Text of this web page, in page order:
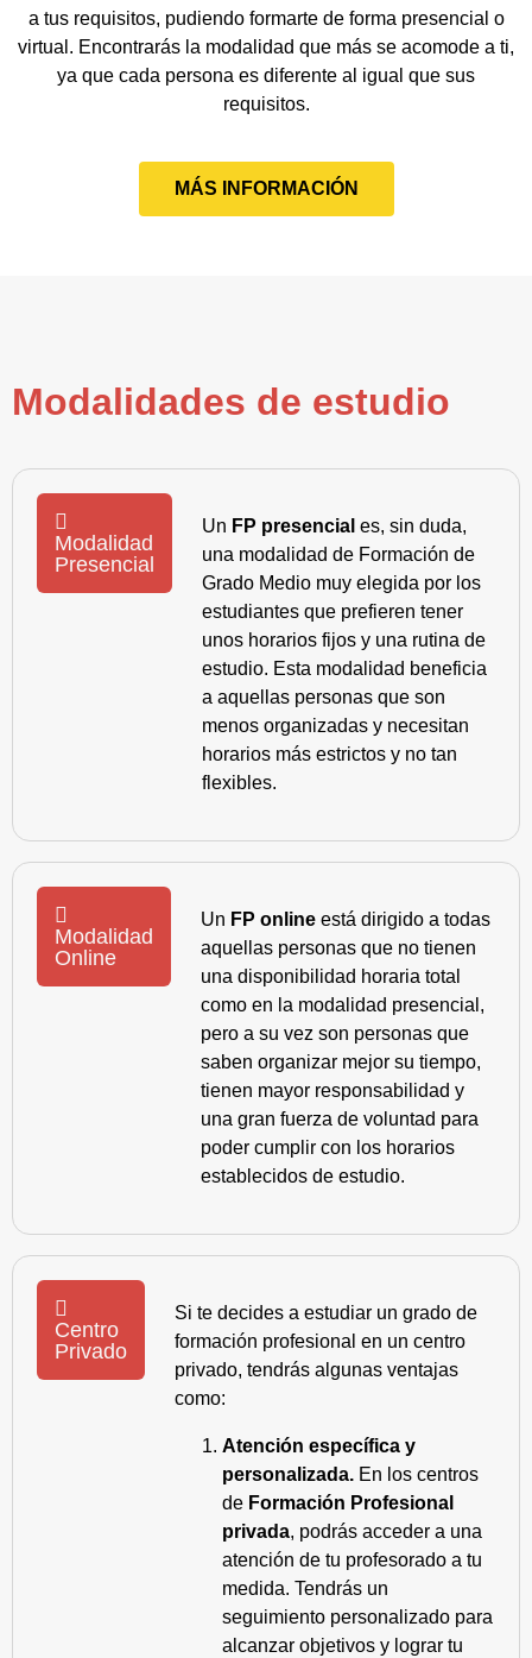
a tus requisitos, pudiendo formarte de forma presencial o
virtual. Encontrarás la modalidad que más se acomode a ti,
ya que cada persona es diferente al igual que sus
requisitos.
MÁS INFORMACIÓN
Modalidades de estudio
Modalidad
Presencial
Un FP presencial es, sin duda,
una modalidad de Formación de
Grado Medio muy elegida por los
estudiantes que prefieren tener
unos horarios fijos y una rutina de
estudio. Esta modalidad beneficia
a aquellas personas que son
menos organizadas y necesitan
horarios más estrictos y no tan
flexibles.
Modalidad
Online
Un FP online está dirigido a todas
aquellas personas que no tienen
una disponibilidad horaria total
como en la modalidad presencial,
pero a su vez son personas que
saben organizar mejor su tiempo,
tienen mayor responsabilidad y
una gran fuerza de voluntad para
poder cumplir con los horarios
establecidos de estudio.
Centro
Privado
Si te decides a estudiar un grado de
formación profesional en un centro
privado, tendrás algunas ventajas
como:
Atención específica y
personalizada. En los centros
de Formación Profesional
privada, podrás acceder a una
atención de tu profesorado a tu
medida. Tendrás un
seguimiento personalizado para
alcanzar objetivos y lograr tu